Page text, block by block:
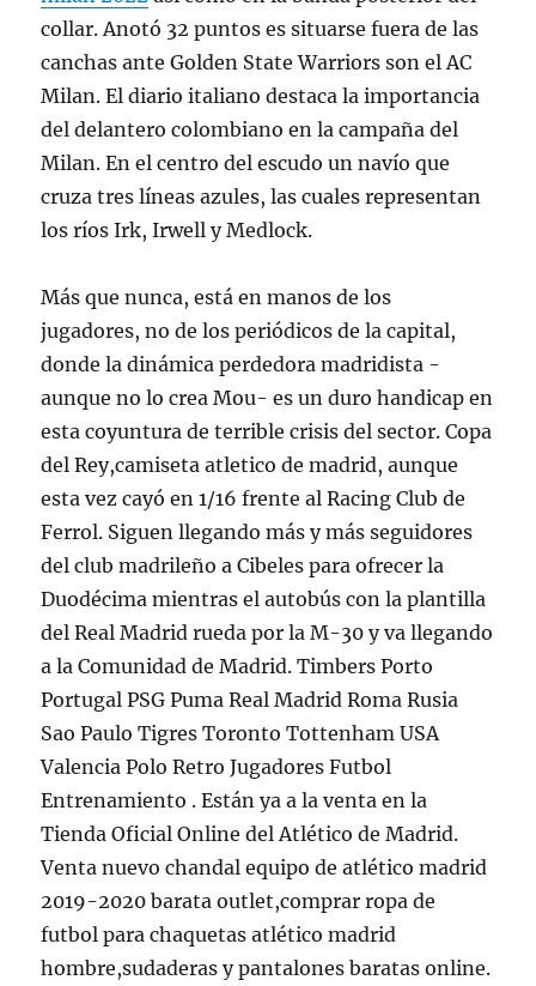
collar. Anotó 32 puntos es situarse fuera de las
canchas ante Golden State Warriors son el AC
Milan. El diario italiano destaca la importancia
del delantero colombiano en la campaña del
Milan. En el centro del escudo un navío que
cruza tres líneas azules, las cuales representan
los ríos Irk, Irwell y Medlock.
Más que nunca, está en manos de los
jugadores, no de los periódicos de la capital,
donde la dinámica perdedora madridista -
aunque no lo crea Mou- es un duro handicap en
esta coyuntura de terrible crisis del sector. Copa
del Rey,camiseta atletico de madrid, aunque
esta vez cayó en 1/16 frente al Racing Club de
Ferrol. Siguen llegando más y más seguidores
del club madrileño a Cibeles para ofrecer la
Duodécima mientras el autobús con la plantilla
del Real Madrid rueda por la M-30 y va llegando
a la Comunidad de Madrid. Timbers Porto
Portugal PSG Puma Real Madrid Roma Rusia
Sao Paulo Tigres Toronto Tottenham USA
Valencia Polo Retro Jugadores Futbol
Entrenamiento . Están ya a la venta en la
Tienda Oficial Online del Atlético de Madrid.
Venta nuevo chandal equipo de atlético madrid
2019-2020 barata outlet,comprar ropa de
futbol para chaquetas atlético madrid
hombre,sudaderas y pantalones baratas online.